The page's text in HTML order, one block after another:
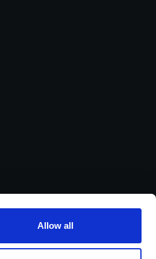
Allow all